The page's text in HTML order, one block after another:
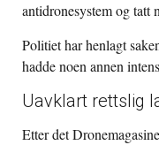
antidronesystem og tatt
Politiet har henlagt
hadde noen annen
Uavklart rettslig
Etter det